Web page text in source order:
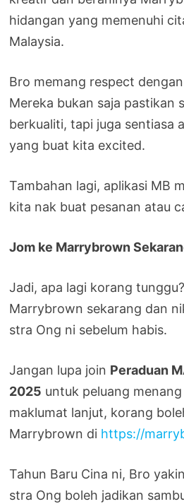
hidangan yang memenuhi
Malaysia.
Bro memang respect
Mereka bukan saja pastikan
berkualiti, tapi juga sentiasa
yang buat kita excited.
Tambahan lagi, aplikasi MB
kita nak buat pesanan atau
Jom ke Marrybrown
Jadi, apa lagi korang
Marrybrown sekarang dan
stra Ong ni sebelum habis.
Jangan lupa join Peraduan
2025 untuk peluang
maklumat lanjut, korang
Marrybrown di https://
Tahun Baru Cina ni, Bro
stra Ong boleh jadikan